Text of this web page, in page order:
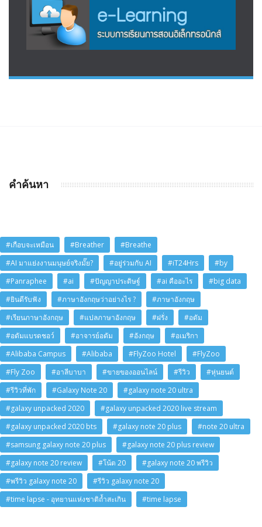
คำค้นหา
#เกือบจะเหมือน #Breather
#Breathe
#AI มาแย่งงานมนุษย์จริงมั๊ย?
#อยู่ร่วมกับ AI #iT24Hrs
#by
#Panraphee
#ai #ปัญญาประดิษฐ์ #ai คืออะไร
#big data
#ยินดีรับฟัง
#ภาษาอังกฤษว่าอย่างไร ?
#ภาษาอังกฤษ
#เรียนภาษาอังกฤษ
#แปลภาษาอังกฤษ #ฝรั่ง
#อดัม
#อดัมแบรดชอว์
#อาจารย์อดัม #อังกฤษ
#อเมริกา
#Alibaba Campus
#Alibaba #FlyZoo Hotel
#FlyZoo
#Fly Zoo
#อาลีบาบา #ขายของออนไลน์ #รีวิว
#หุ่นยนต์
#รีวิวที่พัก
#Galaxy Note 20
#galaxy note 20 ultra
#galaxy unpacked 2020
#galaxy unpacked 2020 live stream
#galaxy unpacked 2020 bts
#galaxy note 20 plus
#note 20 ultra
#samsung galaxy note 20 plus
#galaxy note 20 plus review
#galaxy note 20 review
#โน้ต 20
#galaxy note 20 พรีวิว
#พรีวิว galaxy note 20
#รีวิว galaxy note 20
#time lapse - อุทยานแห่งชาติถ้ำสะเกิน
#time lapse